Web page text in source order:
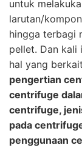
untuk
larutan/
hingga terbagi
pellet. Dan kali
hal yang
pengertian
centrifuge
centrifuge,
pada
penggunaan